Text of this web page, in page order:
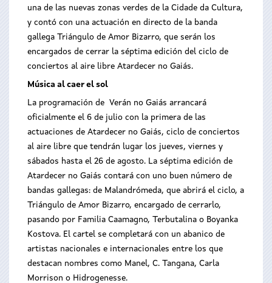
una de las nuevas zonas verdes de la Cidade da Cultura,
y contó con una actuación en directo de la banda
gallega Triángulo de Amor Bizarro, que serán los
encargados de cerrar la séptima edición del ciclo de
conciertos al aire libre Atardecer no Gaiás.
Música al caer el sol
La programación de Verán no Gaiás arrancará
oficialmente el 6 de julio con la primera de las
actuaciones de Atardecer no Gaiás, ciclo de conciertos
al aire libre que tendrán lugar los jueves, viernes y
sábados hasta el 26 de agosto. La séptima edición de
Atardecer no Gaiás contará con uno buen número de
bandas gallegas: de Malandrómeda, que abrirá el ciclo, a
Triángulo de Amor Bizarro, encargado de cerrarlo,
pasando por Familia Caamagno, Terbutalina o Boyanka
Kostova. El cartel se completará con un abanico de
artistas nacionales e internacionales entre los que
destacan nombres como Manel, C. Tangana, Carla
Morrison o Hidrogenesse.